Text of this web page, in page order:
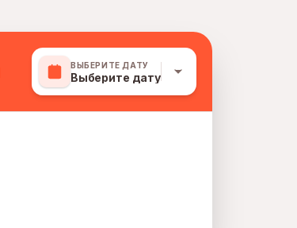
ВЫБЕРИТЕ ДАТУ
Выберите дату